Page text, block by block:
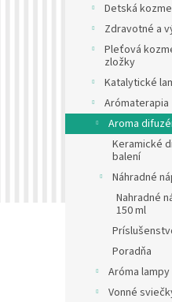
Detská
Zdravotné a
Pleťová
zložky
Katalytické
Arómaterapia
Aroma
Keramické
balení
Náhradné
Nahradné
150 ml
Poradňa
Aróma lampy
Vonné